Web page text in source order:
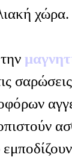
χώρα.